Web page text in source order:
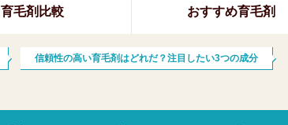
育毛剤比較 おすすめ育毛剤
信頼性の高い育毛剤はどれだ？注目したい3つの成分